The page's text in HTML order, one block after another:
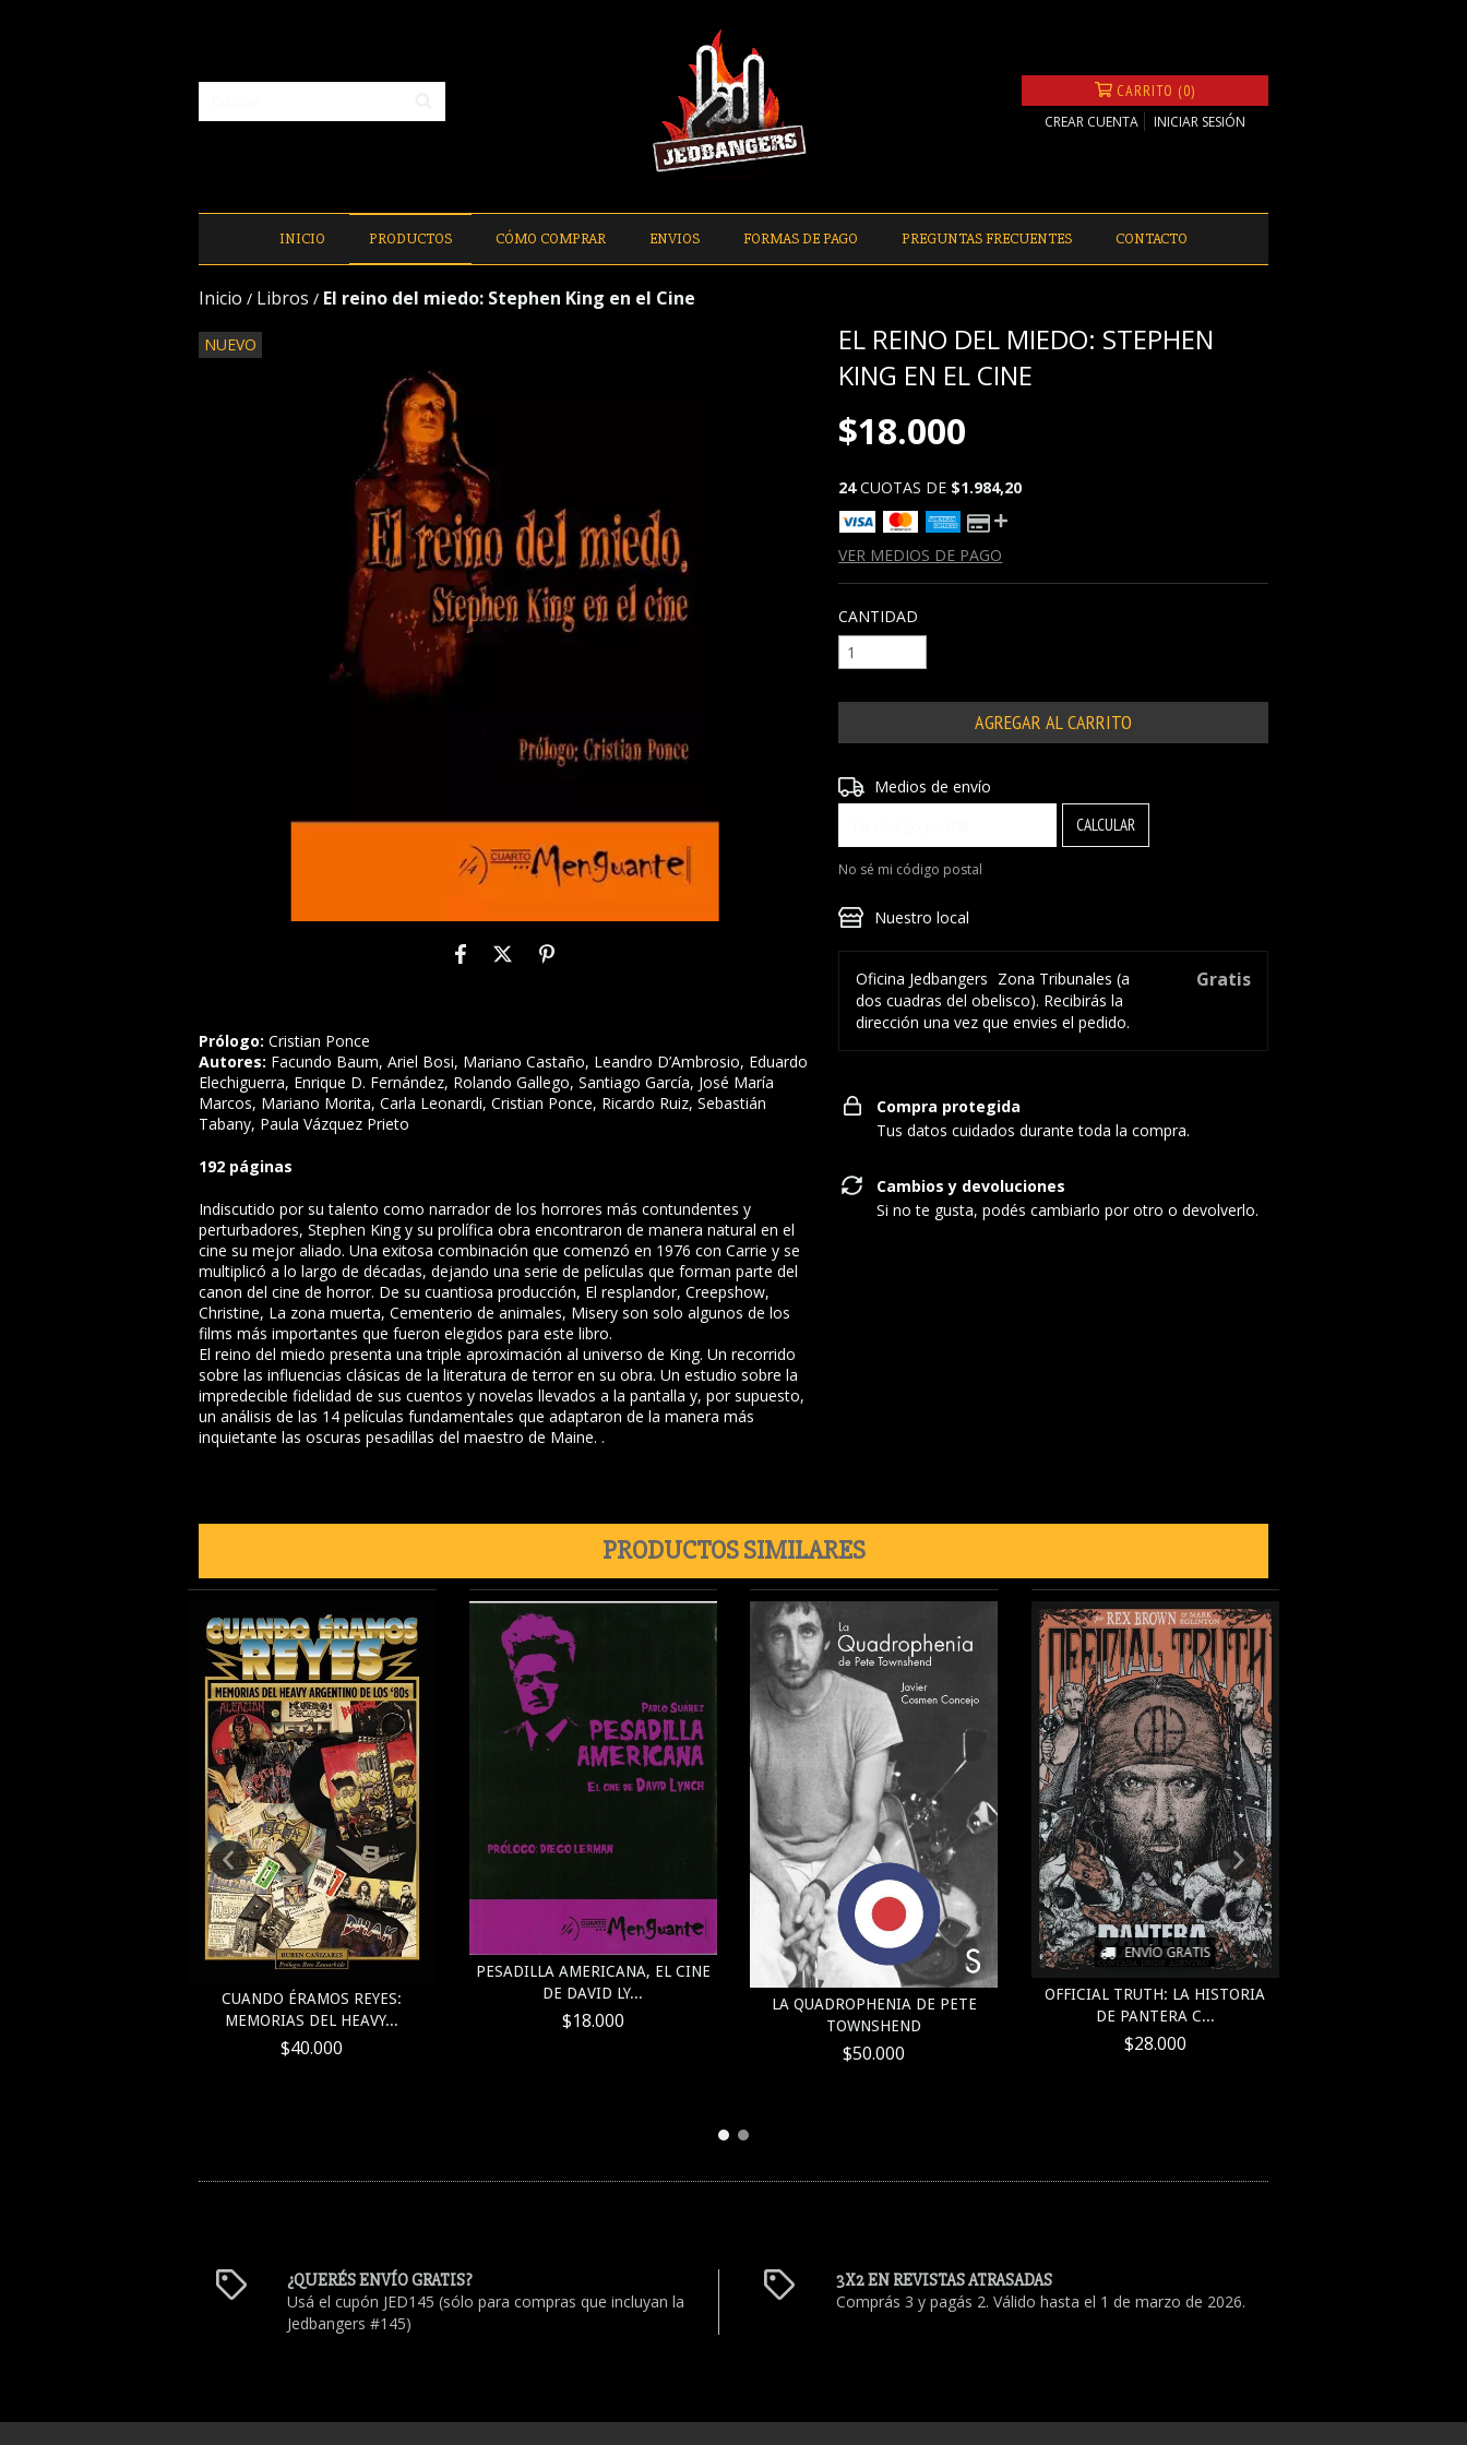
CARRITO (0)
CREAR CUENTA INICIAR SESIÓN
INICIO PRODUCTOS CÓMO COMPRAR ENVIOS FORMAS DE PAGO PREGUNTAS FRECUENTES CONTACTO
Inicio / Libros / El reino del miedo: Stephen King en el Cine
NUEVO
Prólogo: Cristian Ponce
Autores: Facundo Baum, Ariel Bosi, Mariano Castaño, Leandro D’Ambrosio, Eduardo
Elechiguerra, Enrique D. Fernández, Rolando Gallego, Santiago García, José María
Marcos, Mariano Morita, Carla Leonardi, Cristian Ponce, Ricardo Ruiz, Sebastián
Tabany, Paula Vázquez Prieto
192 páginas
Indiscutido por su talento como narrador de los horrores más contundentes y
perturbadores, Stephen King y su prolífica obra encontraron de manera natural en el
cine su mejor aliado. Una exitosa combinación que comenzó en 1976 con Carrie y se
multiplicó a lo largo de décadas, dejando una serie de películas que forman parte del
canon del cine de horror. De su cuantiosa producción, El resplandor, Creepshow,
Christine, La zona muerta, Cementerio de animales, Misery son solo algunos de los
films más importantes que fueron elegidos para este libro.
El reino del miedo presenta una triple aproximación al universo de King. Un recorrido
sobre las influencias clásicas de la literatura de terror en su obra. Un estudio sobre la
impredecible fidelidad de sus cuentos y novelas llevados a la pantalla y, por supuesto,
un análisis de las 14 películas fundamentales que adaptaron de la manera más
inquietante las oscuras pesadillas del maestro de Maine. .
EL REINO DEL MIEDO: STEPHEN
KING EN EL CINE
$18.000
24 CUOTAS DE $1.984,20
VER MEDIOS DE PAGO
CANTIDAD
Entregas para el CP:
Medios de envío
CALCULAR
No sé mi código postal
Nuestro local
Oficina Jedbangers Zona Tribunales (a
dos cuadras del obelisco). Recibirás la
dirección una vez que envies el pedido.
Gratis
Compra protegida
Tus datos cuidados durante toda la compra.
Cambios y devoluciones
Si no te gusta, podés cambiarlo por otro o devolverlo.
PRODUCTOS SIMILARES
CUANDO ÉRAMOS REYES:
MEMORIAS DEL HEAVY...
$40.000
PESADILLA AMERICANA, EL CINE
DE DAVID LY...
$18.000
LA QUADROPHENIA DE PETE
TOWNSHEND
$50.000
ENVÍO GRATIS
OFFICIAL TRUTH: LA HISTORIA
DE PANTERA C...
$28.000
¿QUERÉS ENVÍO GRATIS?
Usá el cupón JED145 (sólo para compras que incluyan la
Jedbangers #145)
3X2 EN REVISTAS ATRASADAS
Comprás 3 y pagás 2. Válido hasta el 1 de marzo de 2026.